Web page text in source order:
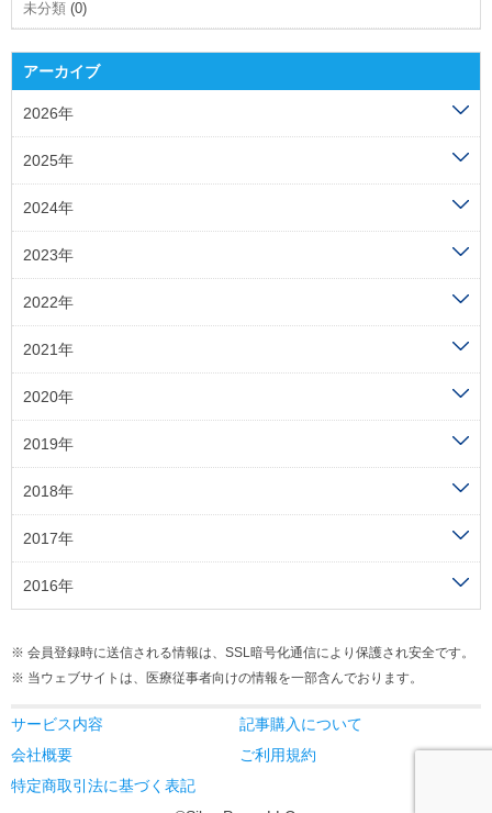
未分類 (0)
アーカイブ
2026年
2025年
2024年
2023年
2022年
2021年
2020年
2019年
2018年
2017年
2016年
会員登録時に送信される情報は、SSL暗号化通信により保護され安全です。
当ウェブサイトは、医療従事者向けの情報を一部含んでおります。
サービス内容
記事購入について
会社概要
ご利用規約
特定商取引法に基づく表記